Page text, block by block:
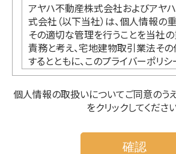
アヤハ不動産株式会社およびアヤ
式会社（以下当社）は、個人情報の
その適切な管理を行うことを当社
責務と考え、宅地建物取引業法そ
するとともに、このプライバーポリシ
情報の適切な取扱い及び保護に努
●個人情報の利用
客様からご提供いただく氏名、住所
個人情報の取扱いについてご同意のうえ
をクリックしてください